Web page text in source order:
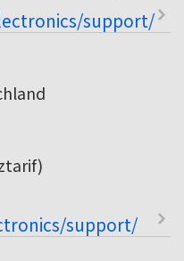
support/
support/